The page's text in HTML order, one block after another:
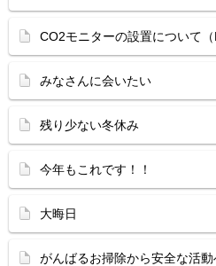
CO2モニターの設置について（
みなさんに会いたい
残り少ない冬休み
今年もこれです！！
大晦日
がんばるお掃除から安全な活動